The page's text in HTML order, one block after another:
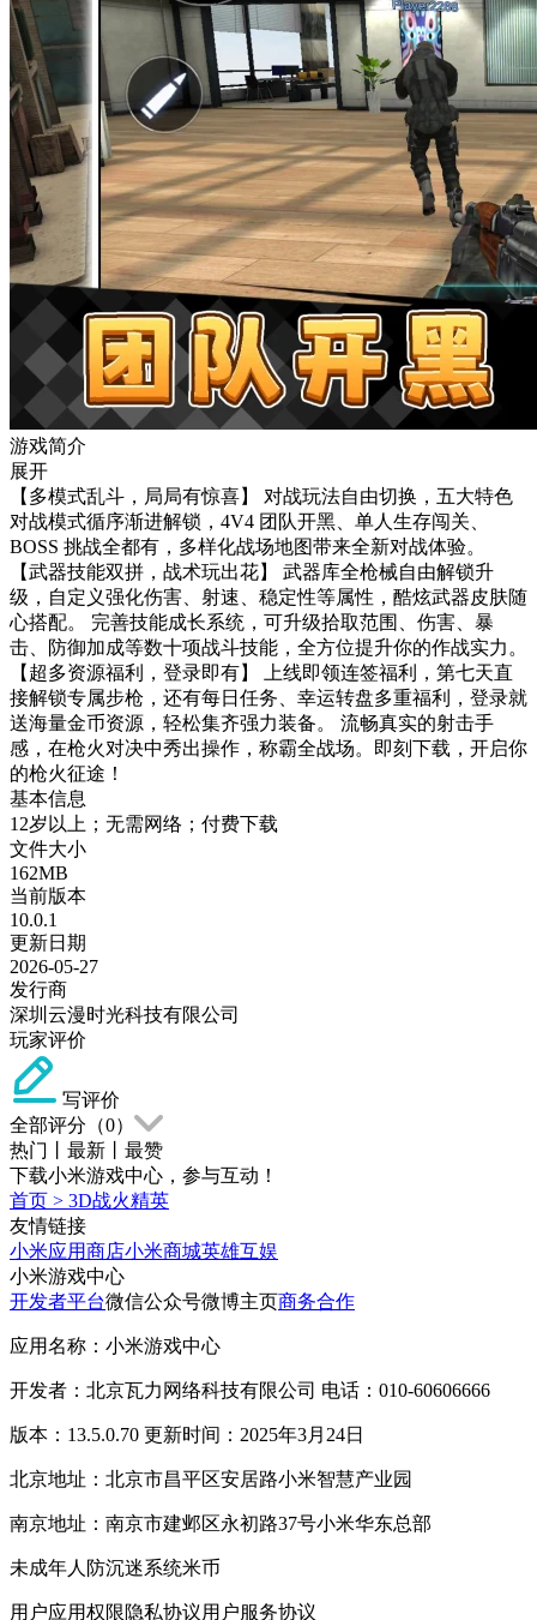
游戏简介
展开
【多模式乱斗，局局有惊喜】 对战玩法自由切换，五大特色
对战模式循序渐进解锁，4V4 团队开黑、单人生存闯关、
BOSS 挑战全都有，多样化战场地图带来全新对战体验。
【武器技能双拼，战术玩出花】 武器库全枪械自由解锁升
级，自定义强化伤害、射速、稳定性等属性，酷炫武器皮肤随
心搭配。 完善技能成长系统，可升级拾取范围、伤害、暴
击、防御加成等数十项战斗技能，全方位提升你的作战实力。
【超多资源福利，登录即有】 上线即领连签福利，第七天直
接解锁专属步枪，还有每日任务、幸运转盘多重福利，登录就
送海量金币资源，轻松集齐强力装备。 流畅真实的射击手
感，在枪火对决中秀出操作，称霸全战场。即刻下载，开启你
的枪火征途！
基本信息
12岁以上；无需网络；付费下载
文件大小
162MB
当前版本
10.0.1
更新日期
2026-05-27
发行商
深圳云漫时光科技有限公司
玩家评价
写评价
全部评分（0）
热门
最新
最赞
下载小米游戏中心，参与互动！
首页 > 3D战火精英
友情链接
小米应用商店小米商城英雄互娱
小米游戏中心
开发者平台微信公众号微博主页商务合作
应用名称：小米游戏中心
开发者：北京瓦力网络科技有限公司 电话：010-60606666
版本：13.5.0.70 更新时间：2025年3月24日
北京地址：北京市昌平区安居路小米智慧产业园
南京地址：南京市建邺区永初路37号小米华东总部
未成年人防沉迷系统米币
用户应用权限隐私协议用户服务协议